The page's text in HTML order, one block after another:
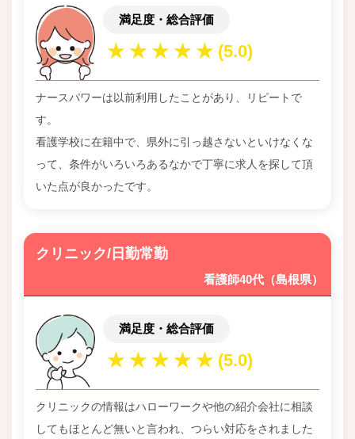
満足度・総合評価
ナースパワーは以前利用したことがあり、リピートで
す。
看護学校に在籍中で、県外に引っ越さないといけなくな
って、条件がいろいろあるなかで丁寧に求人を探して頂
いた点が良かったです。
クリニック/日勤常勤
看護師40代（島根県）
満足度・総合評価
クリニックの情報はハローワークや他の紹介会社に相談
してもほとんど無いと言われ、つらい対応をされました